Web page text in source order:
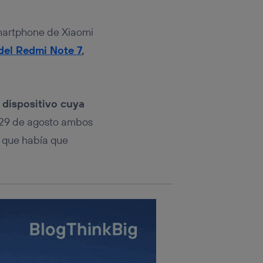
de Xiaomi
Redmi Note 7,
cuya
de agosto ambos
había que
se
que
la parte